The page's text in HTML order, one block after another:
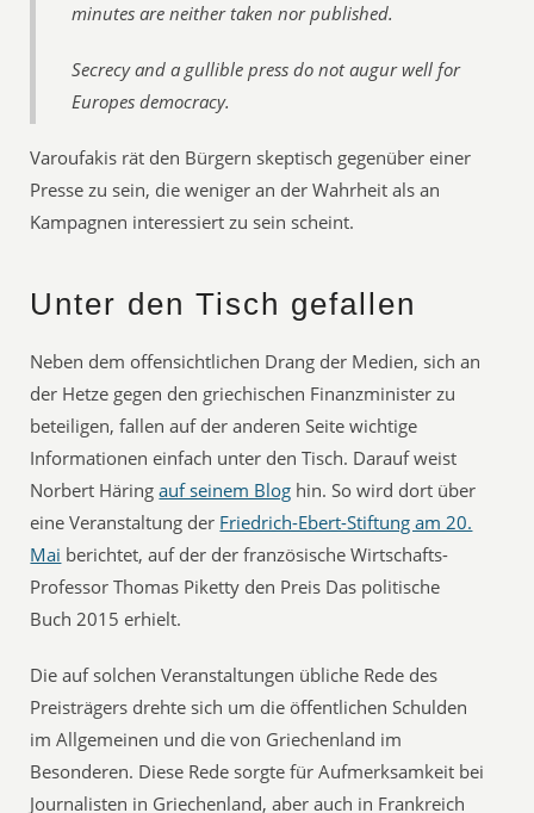
minutes are neither taken nor published.
Secrecy and a gullible press do not augur well for
Europes democracy.
Varoufakis rät den Bürgern skeptisch gegenüber einer
Presse zu sein, die weniger an der Wahrheit als an
Kampagnen interessiert zu sein scheint.
Unter den Tisch gefallen
Neben dem offensichtlichen Drang der Medien, sich an
der Hetze gegen den griechischen Finanzminister zu
beteiligen, fallen auf der anderen Seite wichtige
Informationen einfach unter den Tisch. Darauf weist
Norbert Häringauf seinem Blog hin. So wird dort über
eine Veranstaltung der Friedrich-Ebert-Stiftung am 20.
Mai berichtet, auf der der französische Wirtschafts-
Professor Thomas Piketty den Preis Das politische
Buch 2015 erhielt.
Die auf solchen Veranstaltungen übliche Rede des
Preisträgers drehte sich um die öffentlichen Schulden
im Allgemeinen und die von Griechenland im
Besonderen. Diese Rede sorgte für Aufmerksamkeit bei
Journalisten in Griechenland, aber auch in Frankreich